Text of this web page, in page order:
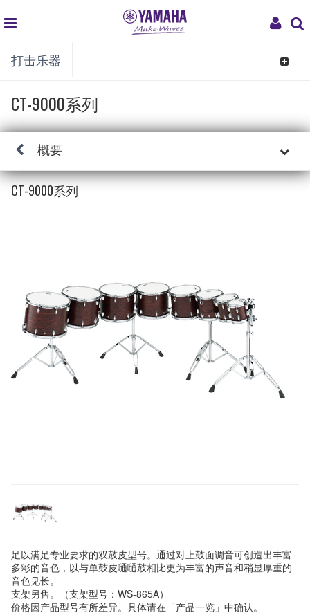
My
global
navigation
打击乐器
Toggle
CT-9000系列
概要
CT-9000系列
足以满足专业要求的双鼓皮型号。通过对上鼓面调音可创造出丰富
多彩的音色，以与单鼓皮嗵嗵鼓相比更为丰富的声音和稍显厚重的
音色见长。
支架另售。（支架型号：WS-865A）
价格因产品型号有所差异。具体请在「产品一览」中确认。